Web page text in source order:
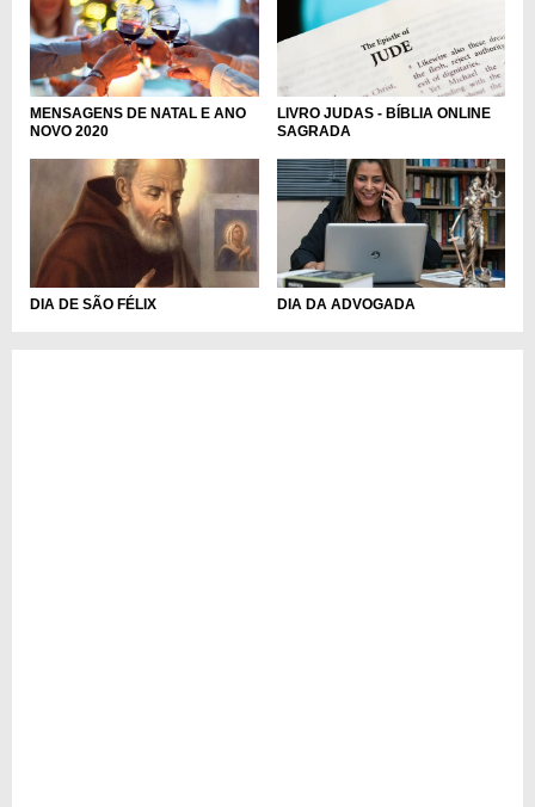
MENSAGENS DE NATAL E ANO
NOVO 2020
LIVRO JUDAS - BÍBLIA ONLINE
SAGRADA
DIA DE SÃO FÉLIX DIA DA ADVOGADA